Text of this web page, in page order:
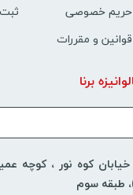
حریم خصوصی
قوانین و مقررات
برنا
کوه نور ، كوچه